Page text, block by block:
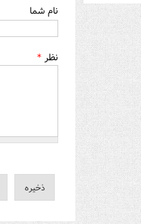
نام شما
نظر *